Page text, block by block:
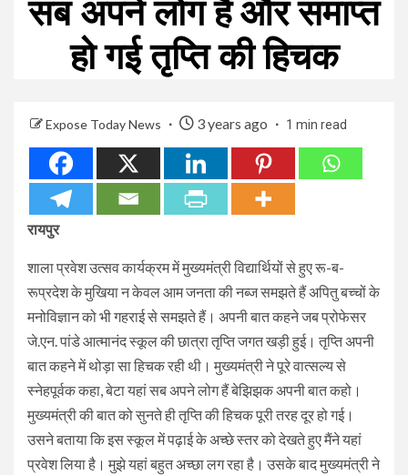
सब अपने लोग हैं और समाप्त
हो गई तृप्ति की हिचक
Expose Today News 3 years ago 1 min read
रायपुर
शाला प्रवेश उत्सव कार्यक्रम में मुख्यमंत्री विद्यार्थियों से हुए रू-ब-
रूप्रदेश के मुखिया न केवल आम जनता की नब्ज समझते हैं अपितु बच्चों के
मनोविज्ञान को भी गहराई से समझते हैं। अपनी बात कहने जब प्रोफेसर
जे.एन. पांडे आत्मानंद स्कूल की छात्रा तृप्ति जगत खड़ी हुई। तृप्ति अपनी
बात कहने में थोड़ा सा हिचक रही थी। मुख्यमंत्री ने पूरे वात्सल्य से
स्नेहपूर्वक कहा, बेटा यहां सब अपने लोग हैं बेझिझक अपनी बात कहो।
मुख्यमंत्री की बात को सुनते ही तृप्ति की हिचक पूरी तरह दूर हो गई।
उसने बताया कि इस स्कूल में पढ़ाई के अच्छे स्तर को देखते हुए मैंने यहां
प्रवेश लिया है। मुझे यहां बहुत अच्छा लग रहा है। उसके बाद मुख्यमंत्री ने